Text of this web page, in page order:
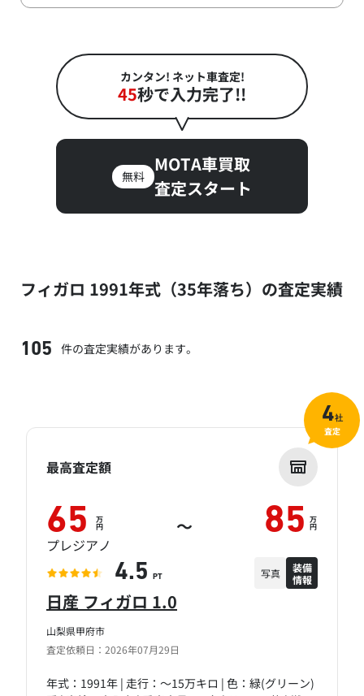
カンタン! ネット車査定!
45秒で入力完了!!
無料
MOTA車買取
査定スタート
フィガロ 1991年式（35年落ち）の査定実績
105 件の査定実績があります。
山梨県甲府市
査定依頼日：2026年07月29日
日産 フィガロ 1.0
年式：1991年 | 走行：～15万キロ | 色：緑(グリーン)
最高査定額
65 万
円 ～ 85 万
円
プレジアノ
4.5 PT 写真
装備
情報
4社
査定